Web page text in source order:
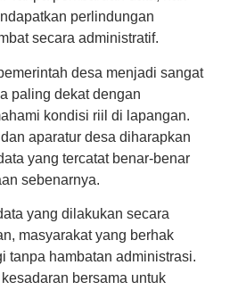
perlindungan
secara administratif.
desa menjadi sangat
paling dekat dengan
kondisi riil di lapangan.
aparatur desa diharapkan
yang tercatat benar-benar
sebenarnya.
yang dilakukan secara
masyarakat yang berhak
tanpa hambatan administrasi.
bersama untuk